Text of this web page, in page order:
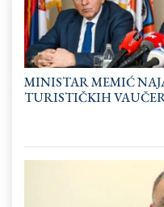
MINISTAR MEMIĆ
TURISTIČKIH